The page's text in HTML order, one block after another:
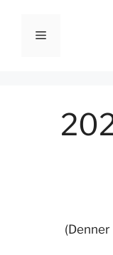
תפריט